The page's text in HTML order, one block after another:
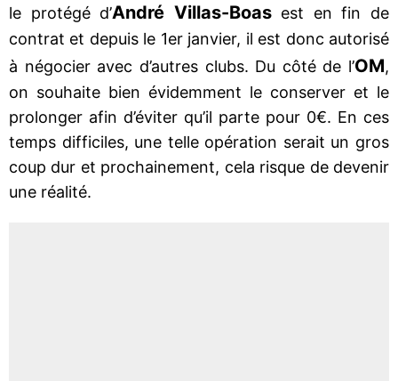
le protégé d’André Villas-Boasest en fin de
contrat et depuis le 1er janvier, il est donc autorisé
à négocier avec d’autres clubs. Du côté de l’OM,
on souhaite bien évidemment le conserver et le
prolonger afin d’éviter qu’il parte pour 0€. En ces
temps difficiles, une telle opération serait un gros
coup dur et prochainement, cela risque de devenir
une réalité.